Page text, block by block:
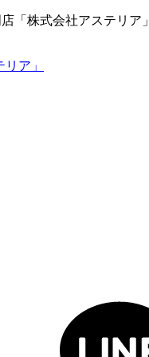
「株式会社アステリア」